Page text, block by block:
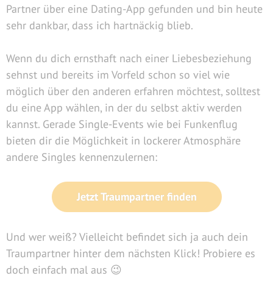
Partner über eine Dating-App gefunden und bin heute
sehr dankbar, dass ich hartnäckig blieb.
Wenn du dich ernsthaft nach einer Liebesbeziehung
sehnst und bereits im Vorfeld schon so viel wie
möglich über den anderen erfahren möchtest, solltest
du eine App wählen, in der du selbst aktiv werden
kannst. Gerade Single-Events wie bei Funkenflug
bieten dir die Möglichkeit in lockerer Atmosphäre
andere Singles kennenzulernen:
Jetzt Traumpartner finden
Und wer weiß? Vielleicht befindet sich ja auch dein
Traumpartner hinter dem nächsten Klick! Probiere es
doch einfach mal aus 😉